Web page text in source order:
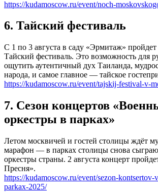
https://kudamoscow.ru/event/noch-
6. Тайский фестиваль
С 1 по 3 августа в саду «Эрмитаж»
Тайский фестиваль. Это возможность для
ощутить аутентичный дух Таиланда,
народа, и самое главное — тайское
https://kudamoscow.ru/event/tajskij-festival-v-
7. Сезон концертов
оркестры в парках»
Летом москвичей и гостей столицы ждёт
марафон — в парках столицы снова
оркестры страны. 2 августа концерт
Пресня».
https://kudamoscow.ru/event/sezon-
parkax-2025/